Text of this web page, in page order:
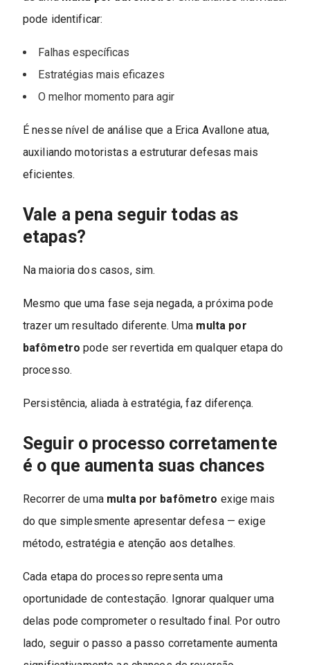
pode identificar:
Falhas específicas
Estratégias mais eficazes
O melhor momento para agir
É nesse nível de análise que a Erica Avallone atua,
auxiliando motoristas a estruturar defesas mais
eficientes.
Vale a pena seguir todas as
etapas?
Na maioria dos casos, sim.
Mesmo que uma fase seja negada, a próxima pode
trazer um resultado diferente. Uma multa por
bafômetro pode ser revertida em qualquer etapa do
processo.
Persistência, aliada à estratégia, faz diferença.
Seguir o processo corretamente
é o que aumenta suas chances
Recorrer de uma multa por bafômetro exige mais
do que simplesmente apresentar defesa — exige
método, estratégia e atenção aos detalhes.
Cada etapa do processo representa uma
oportunidade de contestação. Ignorar qualquer uma
delas pode comprometer o resultado final. Por outro
lado, seguir o passo a passo corretamente aumenta